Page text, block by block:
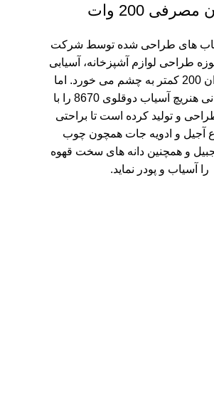
مصرفی 200 وات
های طراحی شده توسط شرکت
طراحی لوازم آشپزخانه، آسیابی
خانگی با توان 200 کمتر به چشم می خورد. اما
شرکت آلمانی هنریچ آسیاب دوقلوی 8670 را با
200 طراحی و تولید کرده است تا براحتی
آجیل و ادویه جات همچون چوب
و همچنین دانه های سخت قهوه
را آسیاب و پودر نماید.